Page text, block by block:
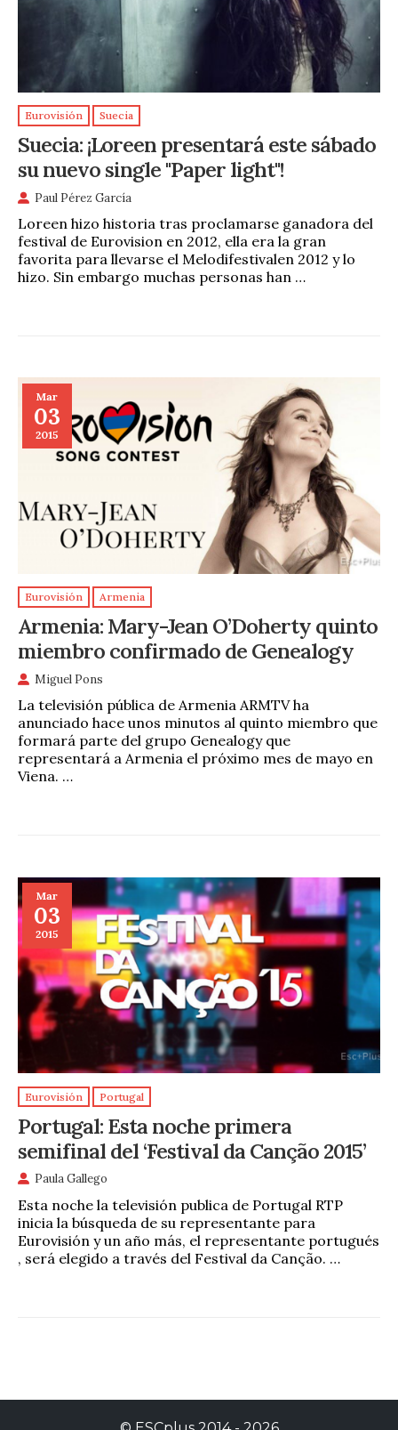
Eurovisión Suecia
Suecia: ¡Loreen presentará este sábado
su nuevo single "Paper light"!
Paul Pérez García
Loreen hizo historia tras proclamarse ganadora del
festival de Eurovision en 2012, ella era la gran
favorita para llevarse el Melodifestivalen 2012 y lo
hizo. Sin embargo muchas personas han …
Mar
03
2015
Eurovisión Armenia
Armenia: Mary-Jean O’Doherty quinto
miembro confirmado de Genealogy
Miguel Pons
La televisión pública de Armenia ARMTV ha
anunciado hace unos minutos al quinto miembro que
formará parte del grupo Genealogy que
representará a Armenia el próximo mes de mayo en
Viena. …
Mar
03
2015
Eurovisión Portugal
Portugal: Esta noche primera
semifinal del ‘Festival da Canção 2015’
Paula Gallego
Esta noche la televisión publica de Portugal RTP
inicia la búsqueda de su representante para
Eurovisión y un año más, el representante portugués
, será elegido a través del Festival da Canção. …